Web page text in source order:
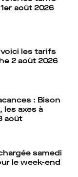
août 2026
les tarifs
2 août 2026
: Bison
les axes à
août
samedi
le week-end